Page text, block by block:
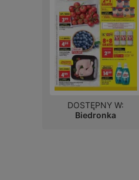
DOSTĘPNY W:
Biedronka